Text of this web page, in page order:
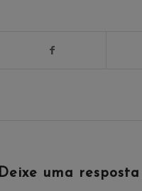
Deixe uma resposta